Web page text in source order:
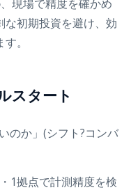
、現場で精度を確かめ
な初期投資を避け、効
。
スタート
のか」(シフト?コンバ
1拠点で計測精度を検